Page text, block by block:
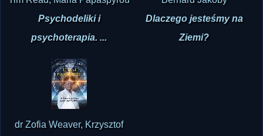
Tim Read, Maria Papaspyrou
Psychodeliki i
psychoterapia. ...
Bernard Jakoby
Dlaczego jesteśmy na
Ziemi?
dr Zofia Weaver, Krzysztof